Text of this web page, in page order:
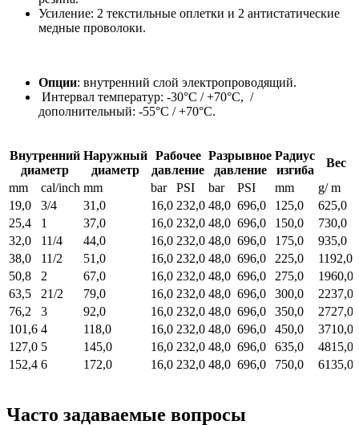
Усиление: 2 текстильные оплетки и 2 антистатические
медные проволоки.
Опции: внутренний слой электропроводящий.
Интервал температур: -30°C / +70°C, /
дополнительный: -55°C / +70°C.
Внутренний
диаметр
Наружный
диаметр
Рабочее
давление
Разрывное
давление
Радиус
изгиба
Вес
mm
cal/inch mm bar PSI bar PSI mm g/ m
19,0
3/4 31,0 16,0 232,0 48,0 696,0 125,0 625,0
25,4
1 37,0 16,0 232,0 48,0 696,0 150,0 730,0
32,0
11/4 44,0 16,0 232,0 48,0 696,0 175,0 935,0
38,0
11/2 51,0 16,0 232,0 48,0 696,0 225,0 1192,0
50,8
2 67,0 16,0 232,0 48,0 696,0 275,0 1960,0
63,5
21/2 79,0 16,0 232,0 48,0 696,0 300,0 2237,0
76,2
3 92,0 16,0 232,0 48,0 696,0 350,0 2727,0
101,6 4 118,0 16,0 232,0 48,0 696,0 450,0 3710,0
127,0 5 145,0 16,0 232,0 48,0 696,0 635,0 4815,0
152,4 6 172,0 16,0 232,0 48,0 696,0 750,0 6135,0
Часто задаваемые вопросы